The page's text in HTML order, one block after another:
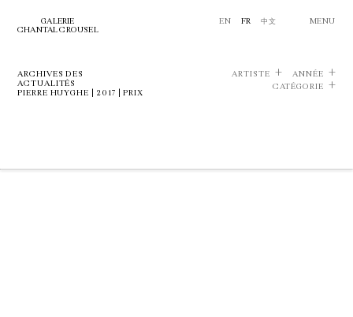
GALERIE
CHANTAL CROUSEL
EN FR 中文 MENU
ARCHIVES DES
ACTUALITÉS
PIERRE HUYGHE | 2017 | PRIX
ARTISTE
ANNÉE
CATÉGORIE